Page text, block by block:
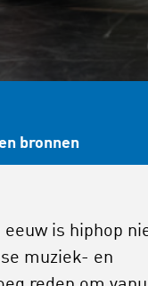
bronnen
eeuw is hiphop
muziek- en